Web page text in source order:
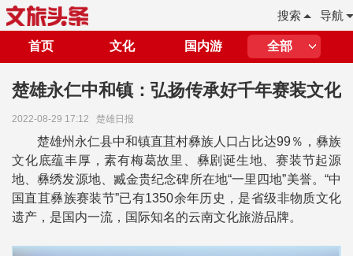
导航
搜索
首页 文化 国内游 全部
楚雄永仁中和镇：弘扬传承好千年赛装文化
2022-08-29 17:12 楚雄日报
楚雄州永仁县中和镇直苴村彝族人口占比达99％，彝族
文化底蕴丰厚，素有梅葛故里、彝剧诞生地、赛装节起源
地、彝绣发源地、臧金贵纪念碑所在地“一里四地”美誉。“中
国直苴彝族赛装节”已有1350余年历史，是省级非物质文化
遗产，是国内一流，国际知名的云南文化旅游品牌。